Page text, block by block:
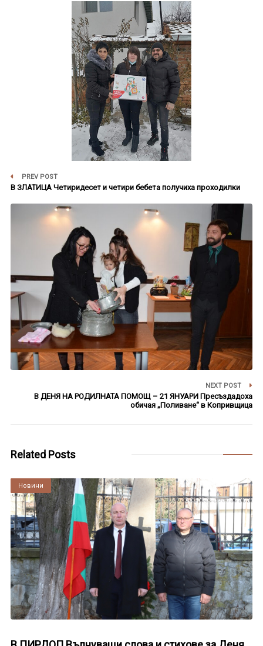
PREV POST
В ЗЛАТИЦА Четиридесет и четири бебета получиха проходилки
NEXT POST
В ДЕНЯ НА РОДИЛНАТА ПОМОЩ – 21 ЯНУАРИ Пресъздадоха
обичая „Поливане“ в Копривщица
Related Posts
Култура
Новини